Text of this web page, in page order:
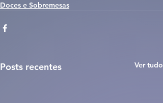
Doces e Sobremesas
Posts recentes Ver tudo